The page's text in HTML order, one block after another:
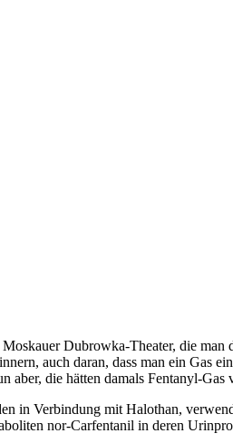
Dubrowka-Theater, die
auch daran, dass man ein Gas
aber, die hätten damals Fentanyl-Gas
in Verbindung mit Halothan,
nor-Carfentanil in deren